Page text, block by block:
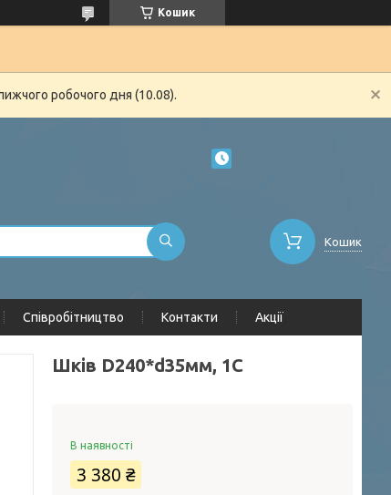
Кошик
робочого дня (10.08).
Кошик
Співробітництво Контакти Акції
Шків D240*d35мм, 1С
В наявності
3 380 ₴